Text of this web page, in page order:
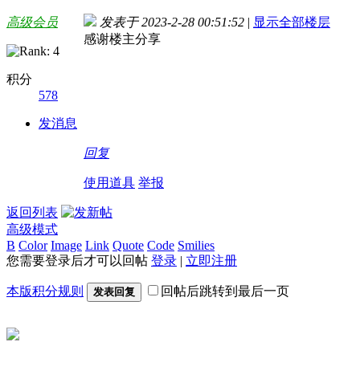
高级会员
积分
578
发消息
发表于 2023-2-28 00:51:52 | 显示全部楼层
感谢楼主分享
回复
使用道具 举报
返回列表
高级模式
B Color Image Link Quote Code Smilies
您需要登录后才可以回帖 登录 | 立即注册
本版积分规则 发表回复 回帖后跳转到最后一页